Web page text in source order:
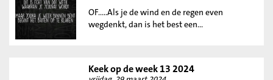
OF.....Als je de wind en de regen even
wegdenkt, dan is het best een...
Keek op de week 13 2024